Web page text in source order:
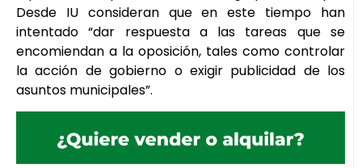
Desde IU consideran que en este tiempo han
intentado “dar respuesta a las tareas que se
encomiendan a la oposición, tales como controlar
la acción de gobierno o exigir publicidad de los
asuntos municipales”.